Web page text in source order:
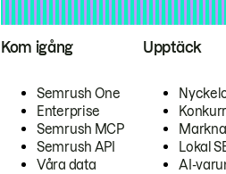
Kom igång
Semrush One
Enterprise
Semrush MCP
Semrush API
Våra data
Upptäck
Lokal
AI-